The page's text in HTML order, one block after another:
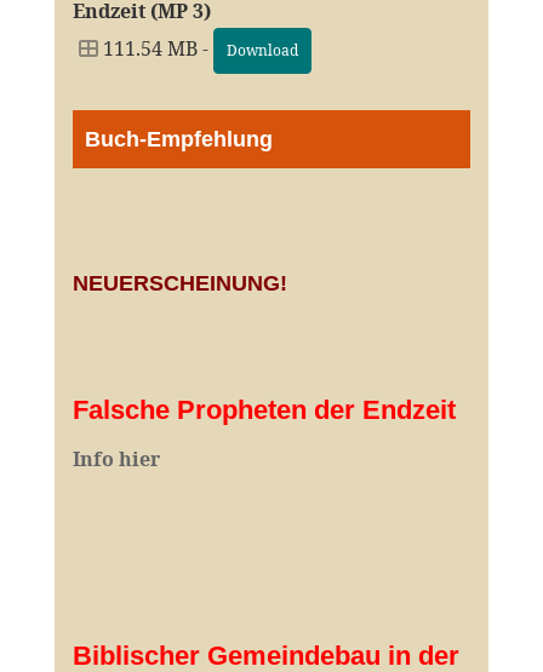
Endzeit (MP 3)
111.54 MB -
Download
Buch-Empfehlung
NEUERSCHEINUNG!
Falsche Propheten der Endzeit
Info hier
Biblischer Gemeindebau in der